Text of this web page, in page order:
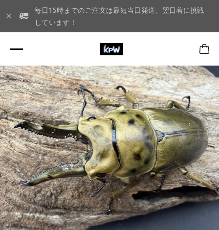
毎日15時までのご注文は最短当日発送、翌日着に挑戦
しています！